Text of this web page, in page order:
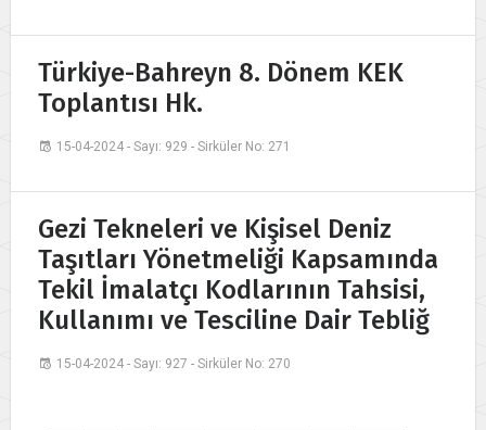
Türkiye-Bahreyn 8. Dönem KEK
Toplantısı Hk.
15-04-2024 - Sayı: 929 - Sirküler No: 271
Gezi Tekneleri ve Kişisel Deniz
Taşıtları Yönetmeliği Kapsamında
Tekil İmalatçı Kodlarının Tahsisi,
Kullanımı ve Tesciline Dair Tebliğ
15-04-2024 - Sayı: 927 - Sirküler No: 270